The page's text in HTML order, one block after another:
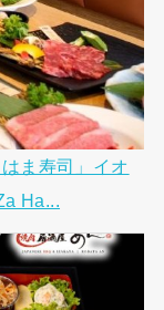
ま寿司」イオ
Ha...